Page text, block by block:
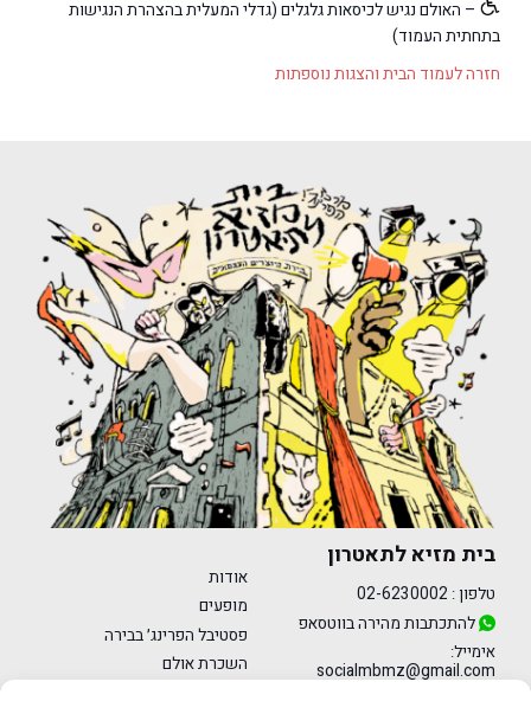
– האולם נגיש לכיסאות גלגלים (גדלי המעלית בהצהרת הנגישות
בתחתית העמוד)
חזרה לעמוד הבית והצגות נוספתות
בית מזיא לתאטרון
טלפון : 02-6230002
להתכתבות מהירה בווטסאפ
אימייל:
socialmbmz@gmail.com
אודות
מופעים
פסטיבל הפרינג׳ בבירה
השכרת אולם